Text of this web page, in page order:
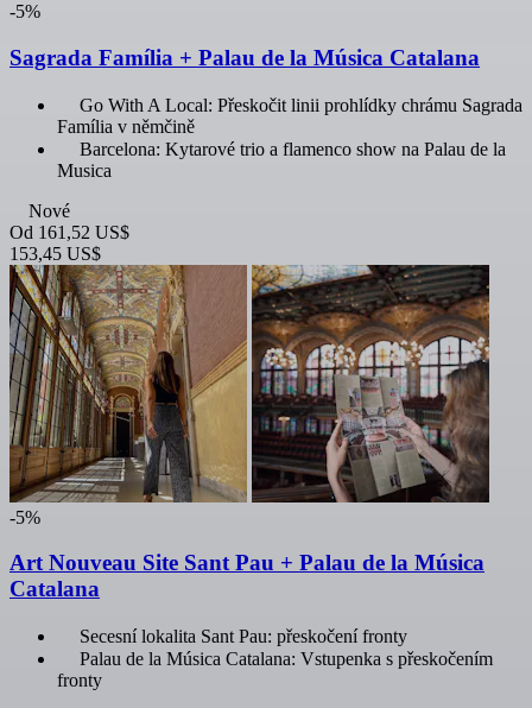
-5%
Sagrada Família + Palau de la Música Catalana
Go With A Local: Přeskočit linii prohlídky chrámu Sagrada
Família v němčině
Barcelona: Kytarové trio a flamenco show na Palau de la
Musica
Nové
Od 161,52 US$
153,45 US$
-5%
Art Nouveau Site Sant Pau + Palau de la Música
Catalana
Secesní lokalita Sant Pau: přeskočení fronty
Palau de la Música Catalana: Vstupenka s přeskočením
fronty